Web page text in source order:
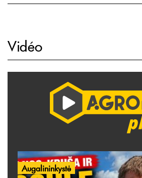
Vidéo
Augalininkystė